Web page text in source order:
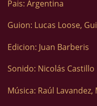
Pais: Argentina
Guion: Lucas Loose,
Edicion: Juan Barberis
Sonido: Nicolás Castillo
Música: Raúl